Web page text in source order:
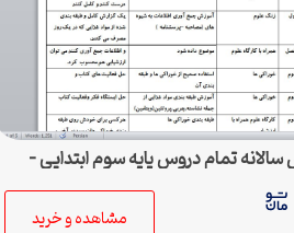
تمام دروس پایه سوم ابتدایی –
مشاهده و خرید